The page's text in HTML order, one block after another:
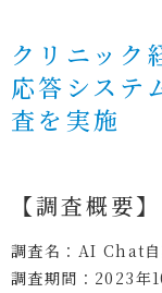
クリニッ
応答システ
査を実施
【調査概要】
調査名：AI Chat自
調査期間：2023年